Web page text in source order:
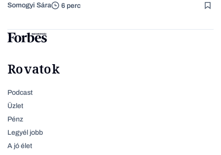
Somogyi Sára 6 perc
Rovatok
Podcast
Üzlet
Pénz
Legyél jobb
A jó élet